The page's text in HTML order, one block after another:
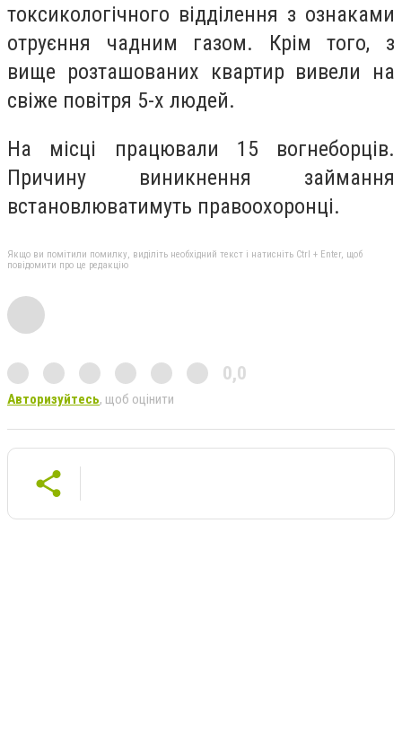
токсикологічного відділення з ознаками
отруєння чадним газом. Крім того, з
вище розташованих квартир вивели на
свіже повітря 5-х людей.
На місці працювали 15 вогнеборців.
Причину виникнення займання
встановлюватимуть правоохоронці.
Якщо ви помітили помилку, виділіть необхідний текст і натисніть Ctrl + Enter, щоб
повідомити про це редакцію
0,0
Авторизуйтесь, щоб оцінити